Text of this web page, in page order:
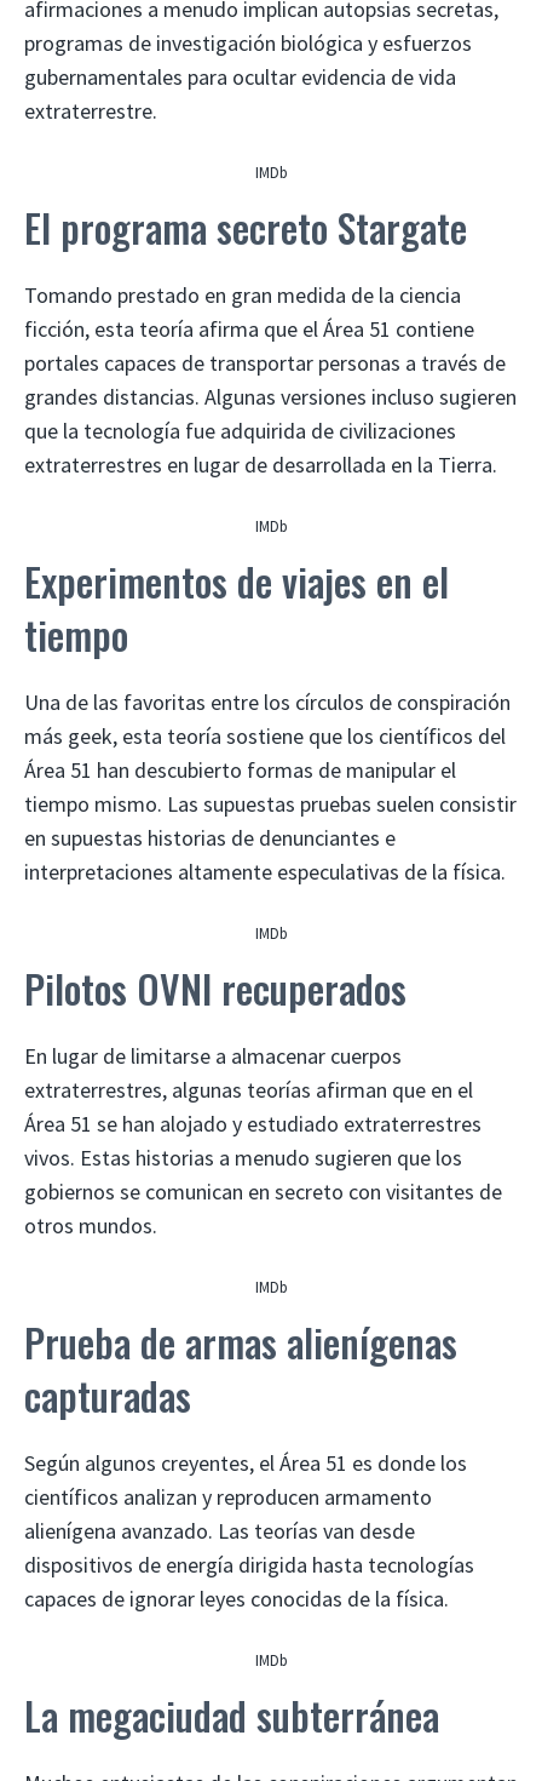
afirmaciones a menudo implican autopsias secretas,
programas de investigación biológica y esfuerzos
gubernamentales para ocultar evidencia de vida
extraterrestre.
IMDb
El programa secreto Stargate
Tomando prestado en gran medida de la ciencia
ficción, esta teoría afirma que el Área 51 contiene
portales capaces de transportar personas a través de
grandes distancias. Algunas versiones incluso sugieren
que la tecnología fue adquirida de civilizaciones
extraterrestres en lugar de desarrollada en la Tierra.
IMDb
Experimentos de viajes en el
tiempo
Una de las favoritas entre los círculos de conspiración
más geek, esta teoría sostiene que los científicos del
Área 51 han descubierto formas de manipular el
tiempo mismo. Las supuestas pruebas suelen consistir
en supuestas historias de denunciantes e
interpretaciones altamente especulativas de la física.
IMDb
Pilotos OVNI recuperados
En lugar de limitarse a almacenar cuerpos
extraterrestres, algunas teorías afirman que en el
Área 51 se han alojado y estudiado extraterrestres
vivos. Estas historias a menudo sugieren que los
gobiernos se comunican en secreto con visitantes de
otros mundos.
IMDb
Prueba de armas alienígenas
capturadas
Según algunos creyentes, el Área 51 es donde los
científicos analizan y reproducen armamento
alienígena avanzado. Las teorías van desde
dispositivos de energía dirigida hasta tecnologías
capaces de ignorar leyes conocidas de la física.
IMDb
La megaciudad subterránea